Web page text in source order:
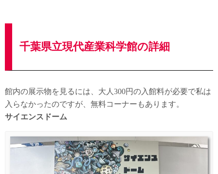
千葉県立現代産業科学館の詳細
館内の展示物を見るには、大人300円の入館料が必要で私は
入らなかったのですが、無料コーナーもあります。
サイエンスドーム